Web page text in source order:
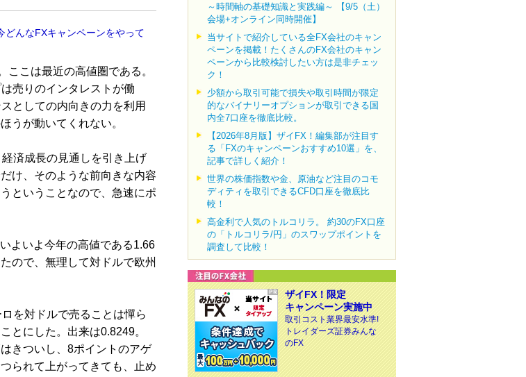
どんなFXキャンペーンをやって
こは最近の高値圏である。
売りのインタレストが働
としての内向きの力を利用
うが動いてくれない。
済成長の見通しを引き上げ
け、そのような前向きな内容
ということなので、急速にポ
よいよ今年の高値である1.66
ので、無理して対ドルで欧州
を対ドルで売ることは憚ら
とにした。出来は0.8249。
きついし、8ポイントのアゲ
られて上がってきても、止め
～時間軸の基礎知識と実践編～ 【9/5（土）
会場+オンライン同時開催】
当サイトで紹介している全FX会社のキャン
ペーンを掲載！たくさんのFX会社のキャン
ペーンから比較検討したい方は是非チェッ
ク！
少額から取引可能で損失や取引時間が限定
的なバイナリーオプションが取引できる国
内全7口座を徹底比較。
【2026年8月版】ザイFX！編集部が注目す
る「FXのキャンペーンおすすめ10選」を、
記事で詳しく紹介！
世界の株価指数や金、原油など注目のコモ
ディティを取引できるCFD口座を徹底比
較！
高金利で人気のトルコリラ。 約30のFX口座
の「トルコリラ/円」のスワップポイントを
調査して比較！
ザイFX！限定
キャンペーン実施中
取引コスト業界最安水準!
トレイダーズ証券みんな
のFX